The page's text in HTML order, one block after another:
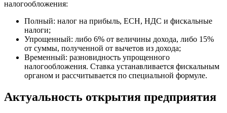
налогообложения:
Полный: налог на прибыль, ЕСН, НДС и фискальные
налоги;
Упрощенный: либо 6% от величины дохода, либо 15%
от суммы, полученной от вычетов из дохода;
Временный: разновидность упрощенного
налогообложения. Ставка устанавливается фискальным
органом и рассчитывается по специальной формуле.
Актуальность открытия предприятия